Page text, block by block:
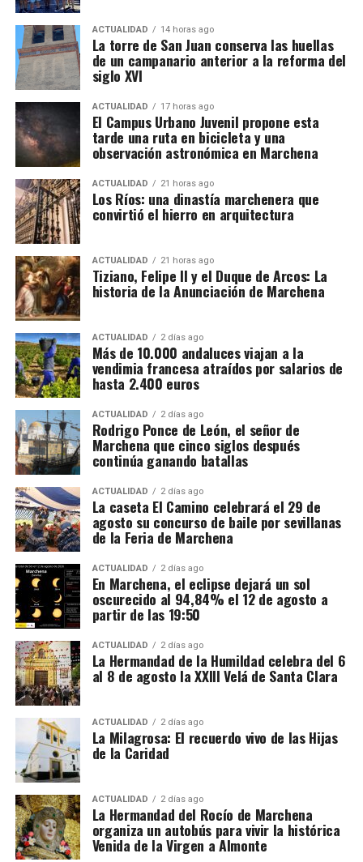
Felipe II, consciente del talento de Tiziano, le confió
la realización de susPoesías,una serie de cuadros
mitológicos que desbordaban
sofisticación.
profundamente al monarca, fueLa Anunciación
Tiziano. Su dramatismo, la iluminación etérea y la
intensidad emocional la convirtieron en una
referencia obligadapara los pintores de su tiempo. Es
aquí donde entra en juego la figura deVasco Pereira
por explotaciones que ya conocen. Muchos puestos
han pasado de padres a hijos y se mantienen desde
hace décadas.
Cuándo comienza la vendimia
Las primeras incorporaciones están previstas desde
mediados de agosto en las zonas francesas donde la
uva madura antes. La campaña se extenderá durante
septiembre en regiones como Borgoña, Champaña,
Beaujolais y Burdeos.
Los contratos suelen durar entre diez días y tres
semanas. Algunos trabajadores enlazan varias
explotaciones y permanecen en Francia durante más
de un mes. La fecha exacta depende de la
maduración de la uva y de las temperaturas.
Cuánto se cobra
El salario mínimo oficial francés es de 12,02 euros
brutos por hora. Sin embargo, las ofertas actuales
consultadas por France Travail ofrecen entre 12,31 y
14,50 euros brutos, dependiendo de la finca y del
trabajo realizado.
CCOO calcula unos ingresos de entre 1.900 y 2.337
euros netos mensuales, que pueden aproximarse a
2.400 euros cuando se realizan horas extraordinarias
o se reciben complementos.
La jornada ordinaria es de 35 horas semanales. Las
horas adicionales deben pagarse con los siguientes
recargos:
De la hora 36 a la 43: un 25% más.
El contrato también debe incluir una compensación
por vacaciones de al menos el 10% del salario bruto.
Alojamiento, comida y
transporte
ACTUALIDAD 14 horas ago
La torre de San Juan conserva las huellas
de un campanario anterior a la reforma del
siglo XVI
ACTUALIDAD 17 horas ago
El Campus Urbano Juvenil propone esta
tarde una ruta en bicicleta y una
observación astronómica en Marchena
ACTUALIDAD 21 horas ago
Los Ríos: una dinastía marchenera que
convirtió el hierro en arquitectura
ACTUALIDAD 21 horas ago
Tiziano, Felipe II y el Duque de Arcos: La
historia de la Anunciación de Marchena
ACTUALIDAD 2 días ago
Más de 10.000 andaluces viajan a la
vendimia francesa atraídos por salarios de
hasta 2.400 euros
ACTUALIDAD 2 días ago
Rodrigo Ponce de León, el señor de
Marchena que cinco siglos después
continúa ganando batallas
ACTUALIDAD 2 días ago
La caseta El Camino celebrará el 29 de
agosto su concurso de baile por sevillanas
de la Feria de Marchena
ACTUALIDAD 2 días ago
En Marchena, el eclipse dejará un sol
oscurecido al 94,84% el 12 de agosto a
partir de las 19:50
ACTUALIDAD 2 días ago
La Hermandad de la Humildad celebra del 6
al 8 de agosto la XXIII Velá de Santa Clara
ACTUALIDAD 2 días ago
La Milagrosa: El recuerdo vivo de las Hijas
de la Caridad
ACTUALIDAD 2 días ago
La Hermandad del Rocío de Marchena
organiza un autobús para vivir la histórica
Venida de la Virgen a Almonte